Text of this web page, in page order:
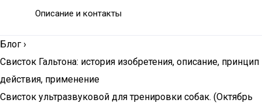
Описание и контакты
Блог ›
Свисток Гальтона: история изобретения, описание, принцип
действия, применение
Свисток ультразвуковой для тренировки собак. (Октябрь